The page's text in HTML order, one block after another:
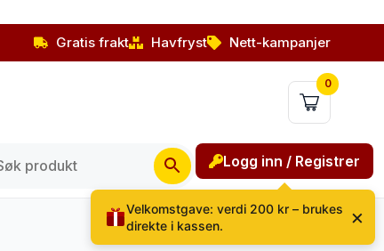
Gratis frakt Havfryst Nett-kampanjer
0
Logg inn / Registrer
Velkomstgave: verdi 200 kr – brukes
direkte i kassen.
×